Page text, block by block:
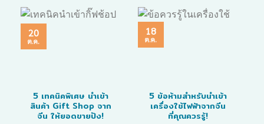
5 เทคนิคพิเศษ นำเข้า
สินค้า Gift Shop จาก
จีน ให้ยอดขายปัง!
20
ต.ค.
5 ข้อห้ามสำหรับนำเข้า
เครื่องใช้ไฟฟ้าจากจีน
ที่คุณควรรู้!
18
ต.ค.